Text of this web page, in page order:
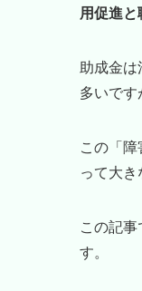
用促進
助成金
多いです
この「
って大き
この記
す。